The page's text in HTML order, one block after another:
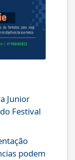
Junior
Festival
podem